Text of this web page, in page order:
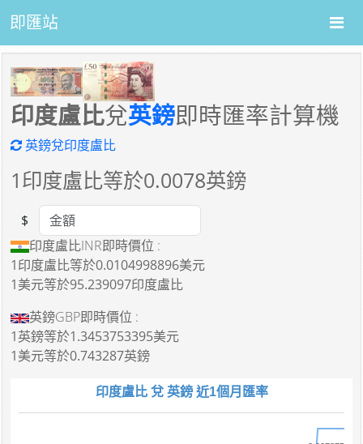
即匯站
印度盧比兌英鎊即時匯率計算機
英鎊兌印度盧比
1印度盧比等於0.0078英鎊
Amount
$
印度盧比INR即時價位 :
1印度盧比等於0.0104998896美元
1美元等於95.239097印度盧比
英鎊GBP即時價位 :
1英鎊等於1.3453753395美元
1美元等於0.743287英鎊
印度盧比 兌 英鎊 近1個月匯率